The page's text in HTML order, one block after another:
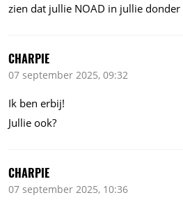
zien dat jullie NOAD in jullie donder
CHARPIE
07 september 2025, 09:32
Ik ben erbij!
Jullie ook?
CHARPIE
07 september 2025, 10:36